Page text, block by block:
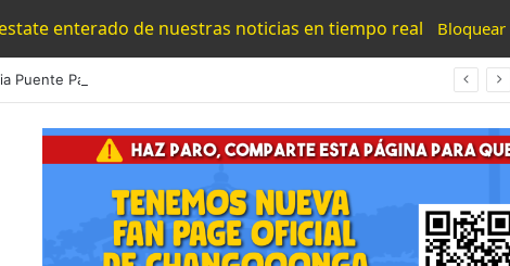
enterado de nuestras noticias en tiempo real Bloquear